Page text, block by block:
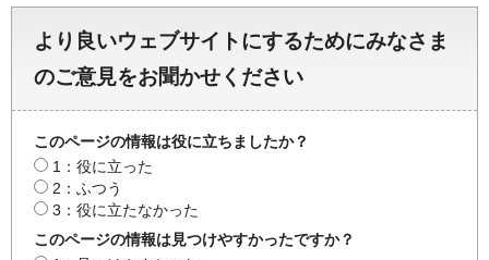
より良いウェブサイトにするためにみなさま
のご意見をお聞かせください
このページの情報は役に立ちましたか？
1：役に立った
2：ふつう
3：役に立たなかった
このページの情報は見つけやすかったですか？